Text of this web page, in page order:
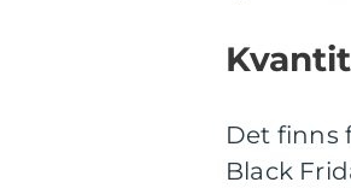
Det finns
Black